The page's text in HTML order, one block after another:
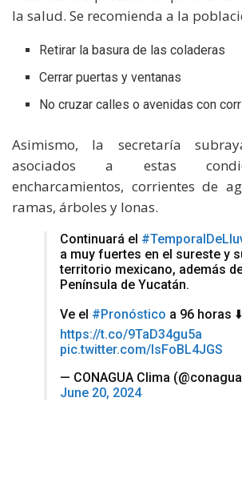
la salud. Se recomienda a la
Retirar la basura de las coladeras
Cerrar puertas y ventanas
No cruzar calles o avenidas con
Asimismo, la secretaría
asociados a estas
encharcamientos, corrientes de
ramas, árboles y lonas.
Continuará el
a muy fuertes en el sureste y
territorio mexicano, además
Península de Yucatán.
Ve el #Pronóstico a 96 horas ⬇️
https://t.co/9TaD34gu5a
pic.twitter.com/IsFoBL4JGS
— CONAGUA Clima
June 20, 2024